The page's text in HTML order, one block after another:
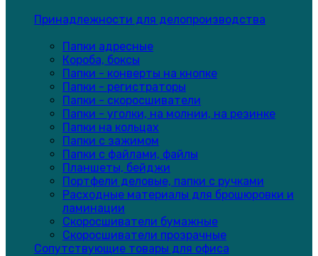
Принадлежности для делопроизводства
Папки адресные
Короба, боксы
Папки - конверты на кнопке
Папки - регистраторы
Папки - скоросшиватели
Папки - уголки, на молнии, на резинке
Папки на кольцах
Папки с зажимом
Папки с файлами, файлы
Планшеты, бейджи
Портфели деловые, папки с ручками
Расходные материалы для брошюровки и
ламинации
Скоросшиватели бумажные
Скоросшиватели прозрачные
Сопутствующие товары для офиса